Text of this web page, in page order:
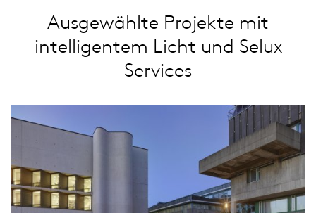
Ausgewählte Projekte mit
intelligentem Licht und Selux
Services